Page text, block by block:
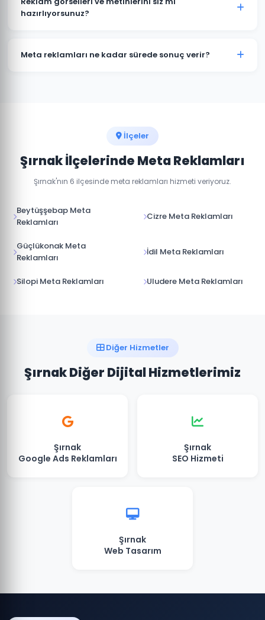
hangi platformda daha aktif olduğuna göre bütçe
hazırlıyorsunuz?
reklam görselleri, video içerikler ve reklam metinleri
Meta reklamları ne kadar sürede sonuç verir?
İlçeler
Şırnak İlçelerinde Meta Reklamları
Şırnak'nın 6 ilçesinde meta reklamları hizmeti veriyoruz.
Beytüşşebap Meta
Reklamları
Cizre Meta Reklamları
Güçlükonak Meta
Reklamları
İdil Meta Reklamları
Silopi Meta Reklamları Uludere Meta Reklamları
Diğer Hizmetler
Şırnak Diğer Dijital Hizmetlerimiz
Şırnak
Google Ads Reklamları
Şırnak
SEO Hizmeti
Şırnak
Web Tasarım